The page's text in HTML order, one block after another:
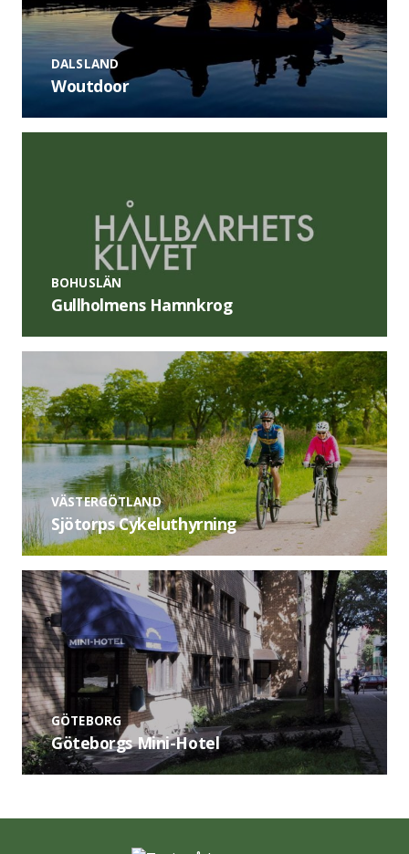
DALSLAND
Woutdoor
BOHUSLÄN
Gullholmens Hamnkrog
VÄSTERGÖTLAND
Sjötorps Cykeluthyrning
GÖTEBORG
Göteborgs Mini-Hotel